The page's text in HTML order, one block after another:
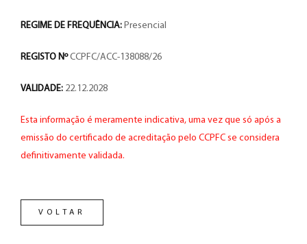
REGIME DE FREQUÊNCIA: Presencial
REGISTO NºCCPFC/ACC-138088/26
VALIDADE: 22.12.2028
Esta informação é meramente indicativa, uma vez que só após a
emissão do certificado de acreditação pelo CCPFC se considera
definitivamente validada.
VOLTAR